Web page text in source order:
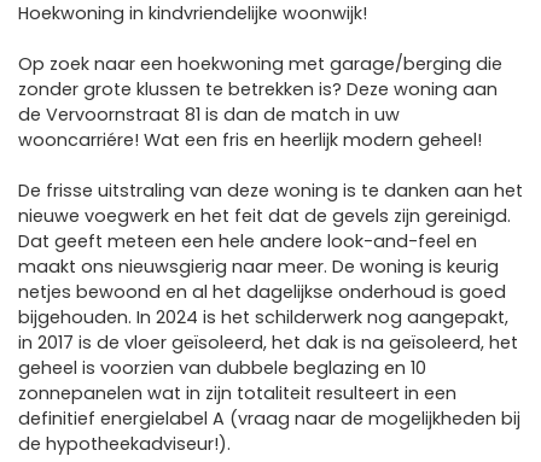
Hoekwoning in kindvriendelijke woonwijk!
Op zoek naar een hoekwoning met garage/berging die
zonder grote klussen te betrekken is? Deze woning aan
de Vervoornstraat 81 is dan de match in uw
wooncarriére! Wat een fris en heerlijk modern geheel!
De frisse uitstraling van deze woning is te danken aan het
nieuwe voegwerk en het feit dat de gevels zijn gereinigd.
Dat geeft meteen een hele andere look-and-feel en
maakt ons nieuwsgierig naar meer. De woning is keurig
netjes bewoond en al het dagelijkse onderhoud is goed
bijgehouden. In 2024 is het schilderwerk nog aangepakt,
in 2017 is de vloer geïsoleerd, het dak is na geïsoleerd, het
geheel is voorzien van dubbele beglazing en 10
zonnepanelen wat in zijn totaliteit resulteert in een
definitief energielabel A (vraag naar de mogelijkheden bij
de hypotheekadviseur!).